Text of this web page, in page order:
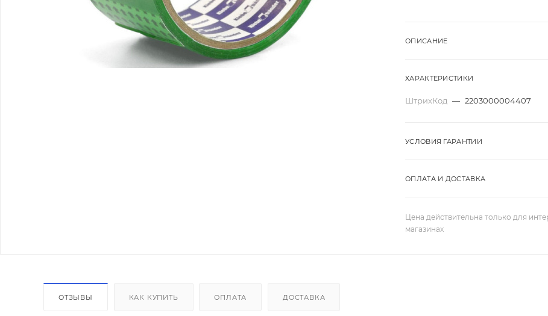
ОПИСАНИЕ
ХАРАКТЕРИСТИКИ
ШтрихКод — 2203000004407
УСЛОВИЯ ГАРАНТИИ
ОПЛАТА И ДОСТАВКА
Цена действительна только для
магазинах
ОТЗЫВЫ КАК КУПИТЬ ОПЛАТА ДОСТАВКА